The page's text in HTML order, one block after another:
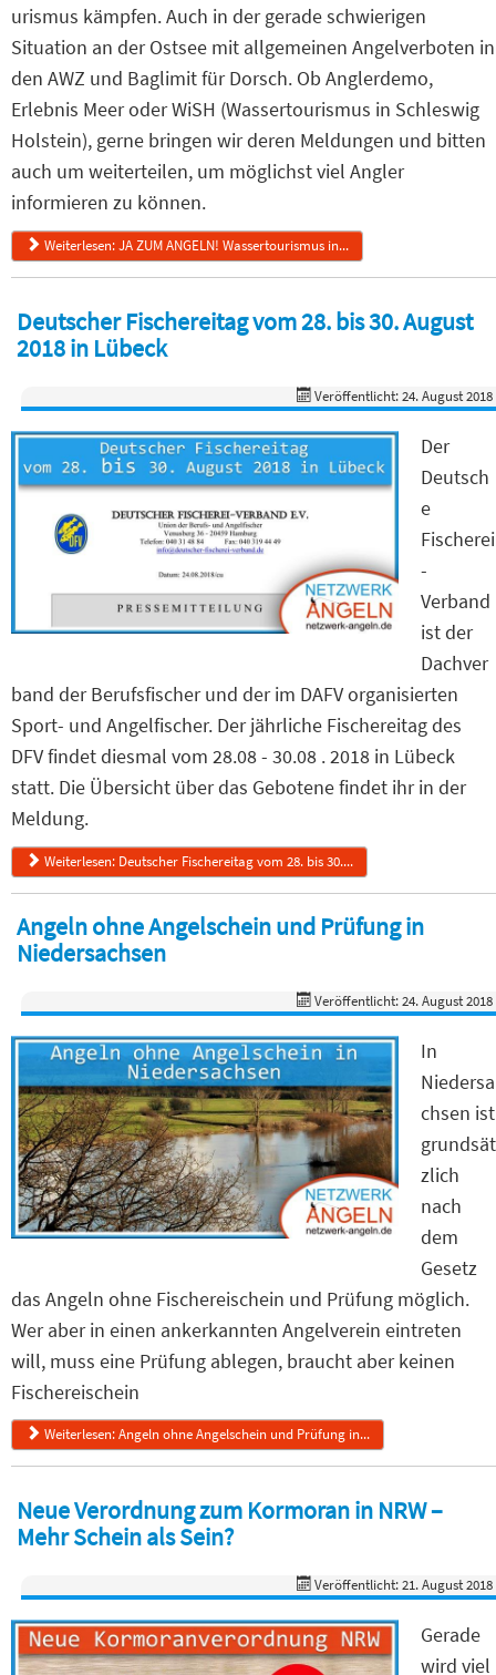
urismus kämpfen. Auch in der gerade schwierigen
Situation an der Ostsee mit allgemeinen Angelverboten in
den AWZ und Baglimit für Dorsch. Ob Anglerdemo,
Erlebnis Meer oder WiSH (Wassertourismus in Schleswig
Holstein), gerne bringen wir deren Meldungen und bitten
auch um weiterteilen, um möglichst viel Angler
informieren zu können.
Weiterlesen: JA ZUM ANGELN! Wassertourismus in...
Deutscher Fischereitag vom 28. bis 30. August
2018 in Lübeck
Veröffentlicht: 24. August 2018
Der
Deutsch
e
Fischerei
-
Verband
ist der
Dachver
band der Berufsfischer und der im DAFV organisierten
Sport- und Angelfischer. Der jährliche Fischereitag des
DFV findet diesmal vom 28.08 - 30.08 . 2018 in Lübeck
statt. Die Übersicht über das Gebotene findet ihr in der
Meldung.
Weiterlesen: Deutscher Fischereitag vom 28. bis 30....
Angeln ohne Angelschein und Prüfung in
Niedersachsen
Veröffentlicht: 24. August 2018
In
Niedersa
chsen ist
grundsät
zlich
nach
dem
Gesetz
das Angeln ohne Fischereischein und Prüfung möglich.
Wer aber in einen ankerkannten Angelverein eintreten
will, muss eine Prüfung ablegen, braucht aber keinen
Fischereischein
Weiterlesen: Angeln ohne Angelschein und Prüfung in...
Neue Verordnung zum Kormoran in NRW –
Mehr Schein als Sein?
Veröffentlicht: 21. August 2018
Gerade
wird viel